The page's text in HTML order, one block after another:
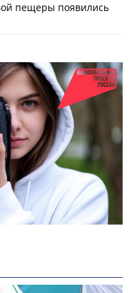
пещеры появились